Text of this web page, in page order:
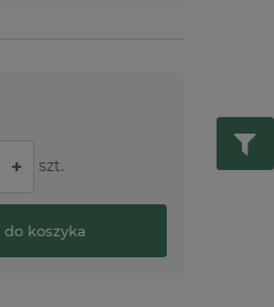
+ szt.
do koszyka